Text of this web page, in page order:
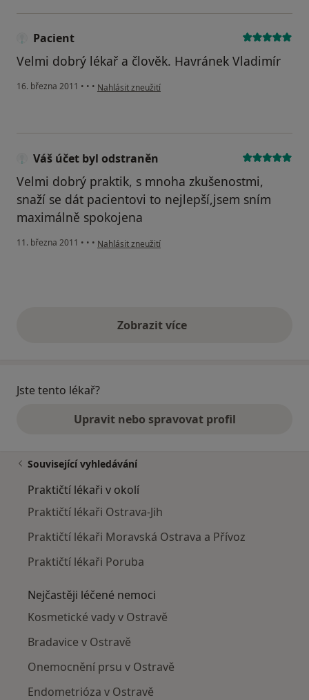
Pacient
Velmi dobrý lékař a člověk. Havránek Vladimír
16. března 2011 • • • podle názoru uživatele Pacient
Nahlásit zneužití
Váš účet byl odstraněn
Velmi dobrý praktik, s mnoha zkušenostmi,
snaží se dát pacientovi to nejlepší,jsem sním
maximálně spokojena
11. března 2011 • • • podle názoru uživatele Váš účet byl odstraněn
Nahlásit zneužití
Zobrazit vícevýše uvedené názory
Jste tento lékař?
Upravit nebo spravovat profil
Související vyhledávání
Praktičtí lékaři v okolí
Praktičtí lékaři Ostrava-Jih
Praktičtí lékaři Moravská Ostrava a Přívoz
Praktičtí lékaři Poruba
Nejčastěji léčené nemoci
Kosmetické vady v Ostravě
Bradavice v Ostravě
Onemocnění prsu v Ostravě
Endometrióza v Ostravě